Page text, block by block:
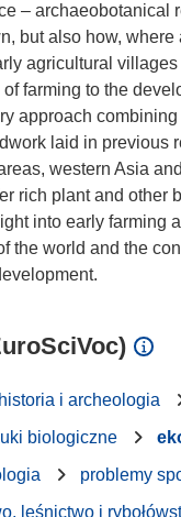
–
but also how,
agricultural
farming to the
approach
laid in previous
western Asia
rich plant and
into early farming
the world and the
historia i archeologia
biologiczne
problemy
leśnictwo i